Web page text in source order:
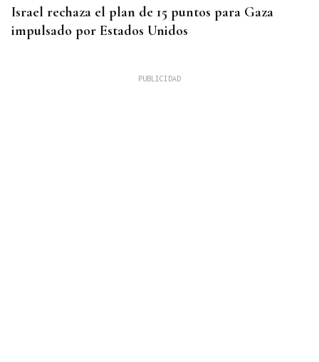
Israel rechaza el plan de 15 puntos para Gaza
impulsado por Estados Unidos